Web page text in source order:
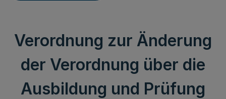
Verordnung zur Änderung
der Verordnung über die
Ausbildung und Prüfung